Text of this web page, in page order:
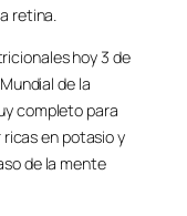
retina.
hoy 3 de
de la
completo para
ricas en potasio y
de la mente